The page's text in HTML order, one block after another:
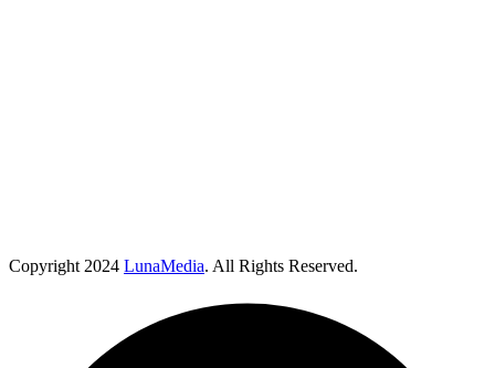
Copyright 2024 LunaMedia. All Rights Reserved.